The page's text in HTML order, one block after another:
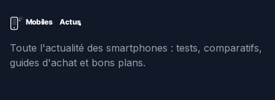
Toute l'actualité des smartphones : tests, comparatifs,
guides d'achat et bons plans.